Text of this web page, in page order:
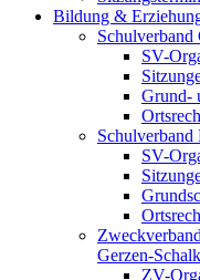
Bildung &
Schulverband
SV-
Grund-
SV-
Gerzen-
ZV-